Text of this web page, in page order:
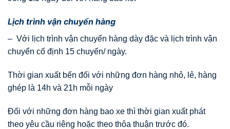
Lịch trình vận chuyển hàng
– Với lịch trình vận chuyển hàng dày đặc và lịch trình vận
chuyển cố định 15 chuyến/ ngày.
Thời gian xuất bến đối với những đơn hàng nhỏ, lẻ, hàng
ghép là 14h và 21h mỗi ngày
Đối với những đơn hàng bao xe thì thời gian xuất phát
theo yêu cầu riêng hoặc theo thỏa thuận trước đó.